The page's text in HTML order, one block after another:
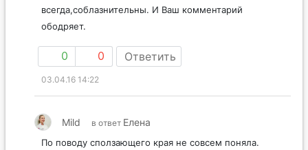
всегда,соблазнительны. И Ваш комментарий
ободряет.
0 0 Ответить
03.04.16 14:22
Mild в ответ Елена
По поводу сползающего края не совсем поняла.